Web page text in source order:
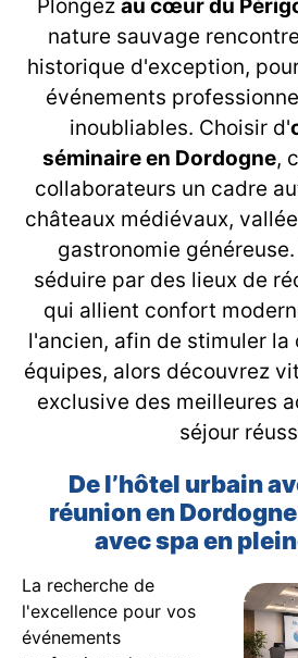
Plongez au cœur du
nature sauvage
historique d'exception,
événements
inoubliables. Choisir d'
séminaire en Dordogne,
collaborateurs un cadre
châteaux médiévaux,
gastronomie
séduire par des lieux de
qui allient confort
l'ancien, afin de stimuler
équipes, alors découvrez
exclusive des meilleures
séjour
De l’hôtel urbain
réunion en
avec spa en
La recherche de
l'excellence pour vos
événements